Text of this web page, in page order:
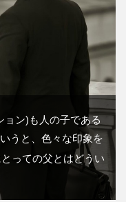
ョン)も人の子である
うと、色々な印象を
っての父とはどうい